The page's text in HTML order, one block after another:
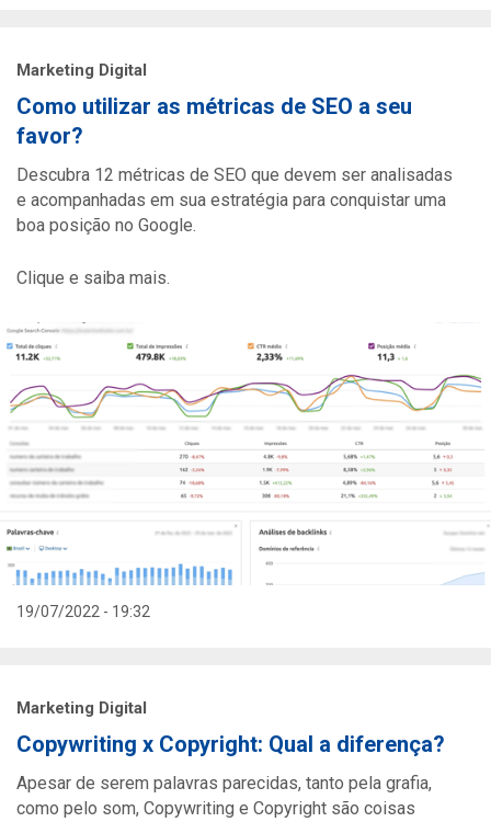
19/07/2022 - 19:32
Marketing Digital
Como utilizar as métricas de SEO a seu
favor?
Descubra 12 métricas de SEO que devem ser analisadas
e acompanhadas em sua estratégia para conquistar uma
boa posição no Google.
Clique e saiba mais.
Marketing Digital
Copywriting x Copyright: Qual a diferença?
Apesar de serem palavras parecidas, tanto pela grafia,
como pelo som, Copywriting e Copyright são coisas